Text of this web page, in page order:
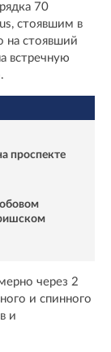
70
стоявшим в
на стоявший
встречную
проспекте
через 2
и спинного
и